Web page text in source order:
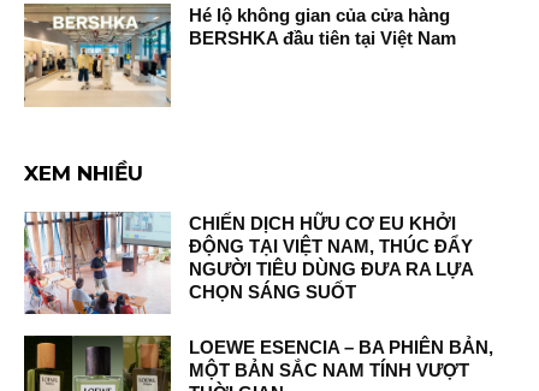
Hé lộ không gian của cửa hàng
BERSHKA đầu tiên tại Việt Nam
XEM NHIỀU
CHIẾN DỊCH HỮU CƠ EU KHỞI
ĐỘNG TẠI VIỆT NAM, THÚC ĐẨY
NGƯỜI TIÊU DÙNG ĐƯA RA LỰA
CHỌN SÁNG SUỐT
LOEWE ESENCIA – BA PHIÊN BẢN,
MỘT BẢN SẮC NAM TÍNH VƯỢT